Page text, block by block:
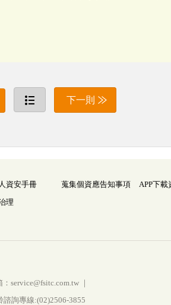
下一則
資安手冊 蒐集個資應告知事項
APP下載
理
service@fsitc.com.tw ｜
詢專線:(02)2506-3855